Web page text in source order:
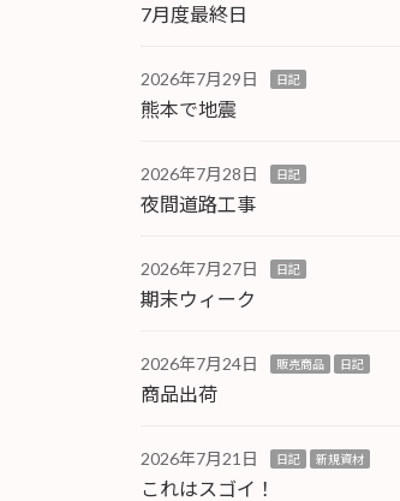
7月度最終日
2026年7月29日 日記
熊本で地震
2026年7月28日 日記
夜間道路工事
2026年7月27日 日記
期末ウィーク
2026年7月24日 販売商品 日記
商品出荷
2026年7月21日 日記 新規資材
これはスゴイ！